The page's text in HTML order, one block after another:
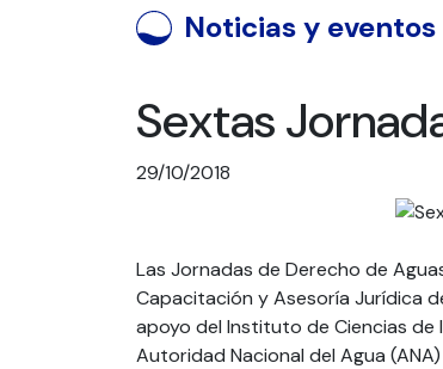
Noticias y eventos
Sextas
29/10/2018
Las Jornadas de Derecho de
Capacitación y Asesoría Jurídica
apoyo del Instituto de Ciencias de
Autoridad Nacional del Agua